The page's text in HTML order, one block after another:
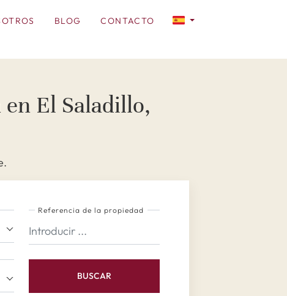
BLOG CONTACTO
El Saladillo,
Referencia de la propiedad
BUSCAR